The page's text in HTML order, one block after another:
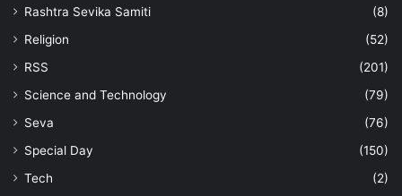
Rashtra Sevika Samiti
(8)
Religion
(52)
RSS
(201)
Science and Technology
(79)
Seva
(76)
Special Day
(150)
Tech
(2)